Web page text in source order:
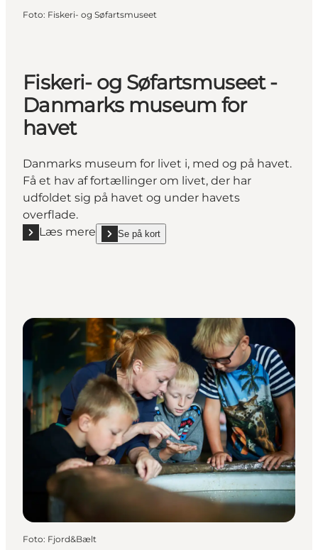
Foto: Fiskeri- og Søfartsmuseet
Fiskeri- og Søfartsmuseet -
Danmarks museum for
havet
Danmarks museum for livet i, med og på havet.
Få et hav af fortællinger om livet, der har
udfoldet sig på havet og under havets
overflade.
Læs mere
Læs mere "Fiskeri- og Søfartsmuseet - Danmarks
Se på kort
show Fiskeri- og Søfartsmuseet - Danmarks
Foto: Fjord&Bælt